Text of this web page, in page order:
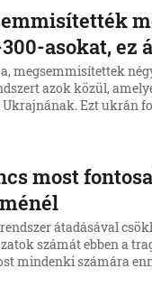
asokat, ez
megsemmisítettek
azok közül,
Ezt ukrán
most
átadásával
számát ebben a
mindenki számára